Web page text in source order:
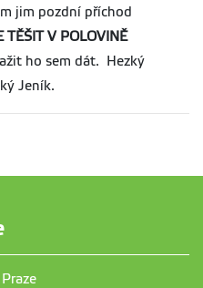
jim pozdní příchod
TĚŠIT V POLOVINĚ
ho sem dát. Hezký
Jeník.